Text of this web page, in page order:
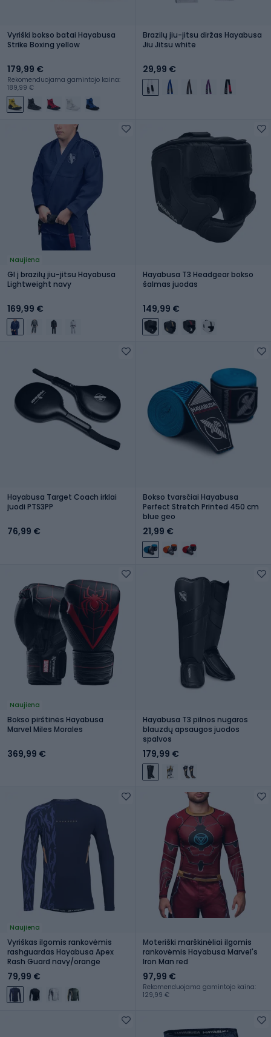
Vyriški bokso batai Hayabusa
Strike Boxing yellow
179,99 €
Rekomenduojama gamintojo kaina:
189,99 €
Brazilų jiu-jitsu diržas Hayabusa
Jiu Jitsu white
29,99 €
Naujiena
GI į brazilų jiu-jitsu Hayabusa
Lightweight navy
169,99 €
Hayabusa T3 Headgear bokso
šalmas juodas
149,99 €
Hayabusa Target Coach irklai
juodi PTS3PP
76,99 €
Bokso tvarsčiai Hayabusa
Perfect Stretch Printed 450 cm
blue geo
21,99 €
Naujiena
Bokso pirštinės Hayabusa
Marvel Miles Morales
369,99 €
Hayabusa T3 pilnos nugaros
blauzdų apsaugos juodos
spalvos
179,99 €
Naujiena
Vyriškas ilgomis rankovėmis
rashguardas Hayabusa Apex
Rash Guard navy/orange
79,99 €
Moteriški marškinėliai ilgomis
rankovėmis Hayabusa Marvel's
Iron Man red
97,99 €
Rekomenduojama gamintojo kaina:
129,99 €